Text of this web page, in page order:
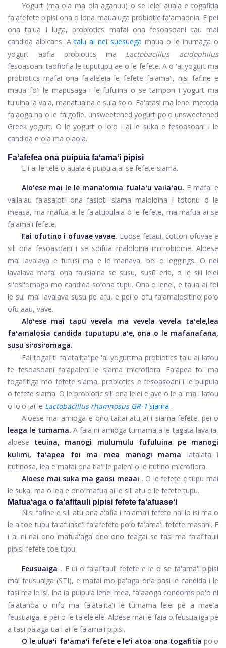
Yogurt (ma ola ma ola aganuu) o se lelei auala e togafitia
faʻafefete pipisi ona o lona maualuga probiotic faʻamaonia. E pei
ona taʻua i luga, probiotics mafai ona fesoasoani tau mai
candida albicans. A talu ai nei suesuega maua o le inumaga o
yogurt aofia probiotics ma
Lactobacillus acidophilus
fesoasoani taofiofia le tuputupu ae o le fefete. A o 'ai yogurt ma
probiotics mafai ona faʻaleleia le fefete faʻamaʻi, nisi fafine e
maua foʻi le mapusaga i le fufuiina o se tampon i yogurt ma
tuʻuina ia vaʻa, manatuaina e suia soʻo. Faʻatasi ma lenei metotia
faʻaoga na o le faigofie, unsweetened yogurt poʻo unsweetened
Greek yogurt. O le yogurt o loʻo i ai le suka e fesoasoani i le
candida e ola ma olaola.
Faʻafefea ona puipuia faʻamaʻi pipisi
E i ai le tele o auala e puipuia ai se fefete siama.
Aloʻese mai le le manaʻomia fualaʻu vailaʻau. E mafai e
vailaʻau faʻasaʻoti ona fasioti siama maloloina i totonu o le
measā, ma mafua ai le faʻatupulaia o le fefete, ma mafua ai se
faʻamaʻi fefete.
Fai ofutino i ofuvae vavae. Loose-fetaui, cotton ofuvae e
sili ona fesoasoani i se soifua maloloina microbiome. Aloese
mai lavalava e fufusi ma e le manava, pei o leggings. O nei
lavalava mafai ona fausiaina se susu, susū eria, o le sili lelei
siʻosiʻomaga mo candida soʻona tupu. Ona o lenei, e taua ai foi
le sui mai lavalava susu pe afu, e pei o ofu faʻamalositino poʻo
ofu aau, vave.
Aloʻese mai tapu vevela ma vevela vevela taʻele,lea
faʻamalosia candida tuputupu aʻe, ona o le mafanafana,
susu siʻosiʻomaga.
Fai togafiti faʻataʻitaʻipe 'ai yogurtma probiotics talu ai latou
te fesoasoani faʻapaleni le siama microflora. Faʻapea foi ma
togafitiga mo fefete siama, probiotics e fesoasoani i le puipuia
o fefete siama. O le probiotic sili ona lelei e ave o le ai ma i latou
o loʻo iai le Lactobacillus rhamnosus GR-1 siama .
Aloese mai amioga e ono taitai atu ai i siama fefete, pei o
leaga le tumama. A faia ni amioga tumama a le tagata lava ia,
aloese
teuina, manogi mulumulu fufuluina pe manogi
kulimi, faʻapea foi ma mea manogi mama
latalata i
itutinosa, lea e mafai ona tiaʻi le paleni o le itutino microflora.
Aloese mai suka ma gaosi meaai . O le fefete e tupu mai
le suka, ma o lea e ono mafua ai le sili atu o le fefete tupu.
Mafuaʻaga o faʻafitauli pipisi fefete faʻafuaseʻi
Nisi fafine e sili atu ona aʻafia i faʻamaʻi fefete nai lo isi ma o
le a toe tupu faʻafuaseʻi faʻafefete poʻo faʻamaʻi fefete masani. E
i ai ni nai ono mafuaʻaga ono ono feagai se tasi ma faʻafitauli
pipisi fefete toe tupu:
Feusuaiga . E ui o faʻafitauli fefete e le o se faʻamaʻi pipisi
mai feusuaiga (STI), e mafai mo paʻaga ona pasi le candida i le
tasi ma le isi. Ina ia puipuia lenei mea, faʻaaoga condoms poʻo ni
faʻatanoa o nifo ma faʻataʻitaʻi le tumama lelei pe a maeʻa
feusuaiga, e pei o le taʻeleʻele. Aloese mai le faia o feusuaʻiga pe
a tasi paʻaga ua i ai le faʻamaʻi pipisi.
O le uluaʻi faʻamaʻi fefete e leʻi atoa ona togafitia poʻo